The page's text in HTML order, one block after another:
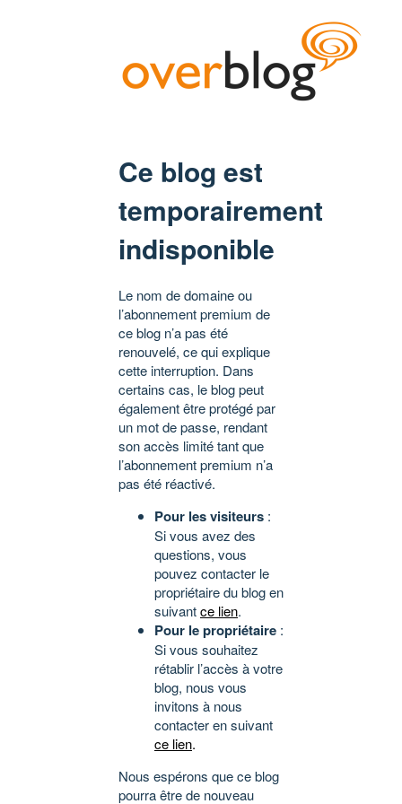
Ce blog est
temporairement
indisponible
Le nom de domaine ou
l’abonnement premium de
ce blog n’a pas été
renouvelé, ce qui explique
cette interruption. Dans
certains cas, le blog peut
également être protégé par
un mot de passe, rendant
son accès limité tant que
l’abonnement premium n’a
pas été réactivé.
Pour les visiteurs :
Si vous avez des
questions, vous
pouvez contacter le
propriétaire du blog en
suivantce lien.
Pour le propriétaire :
Si vous souhaitez
rétablir l’accès à votre
blog, nous vous
invitons à nous
contacter en suivant
ce lien.
Nous espérons que ce blog
pourra être de nouveau